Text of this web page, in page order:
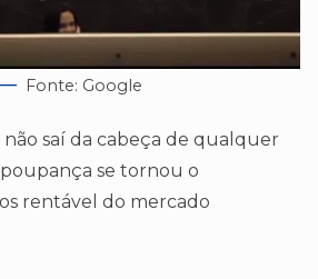
Fonte: Google
saí da cabeça de qualquer
se tornou o
rentável do mercado